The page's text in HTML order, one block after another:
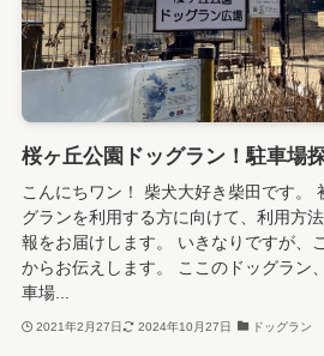
桜ヶ丘公園ドッグラン！駐車場
こんにちワン！ 柴犬大好き柴田です。
グランを利用する方に向けて、利用方
報をお届けします。 いきなりですが、
からお伝えします。 ここのドッグラン
車場...
2021年2月27日 2024年10月27日 ドッグラン